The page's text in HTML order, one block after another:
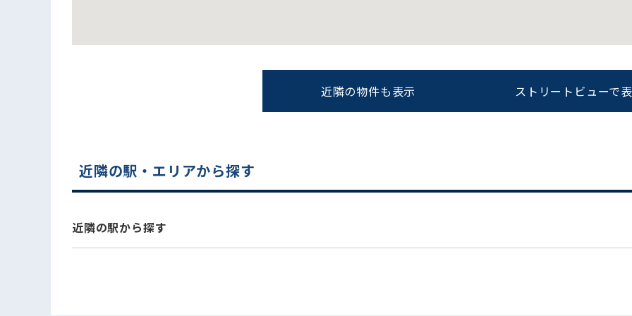
スムーズにご案内できます
0120-620-213
電話でお問い合わせ
近隣の物件も表示 ストリートビューで
近隣の駅・エリアから探す
近隣の駅から探す